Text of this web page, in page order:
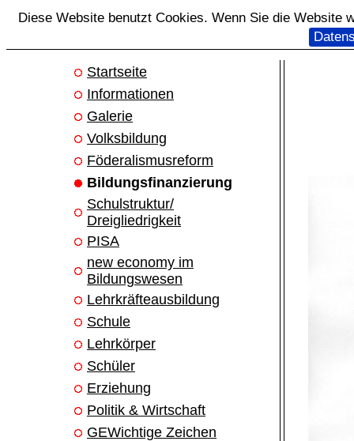
Diese Website benutzt Cookies. Wenn Sie die Website
Startseite
Informationen
Galerie
Volksbildung
Föderalismusreform
Bildungsfinanzierung
Schulstruktur/
Dreigliedrigkeit
PISA
new economy im
Bildungswesen
Lehrkräfteausbildung
Schule
Lehrkörper
Schüler
Erziehung
Politik & Wirtschaft
GEWichtige Zeichen